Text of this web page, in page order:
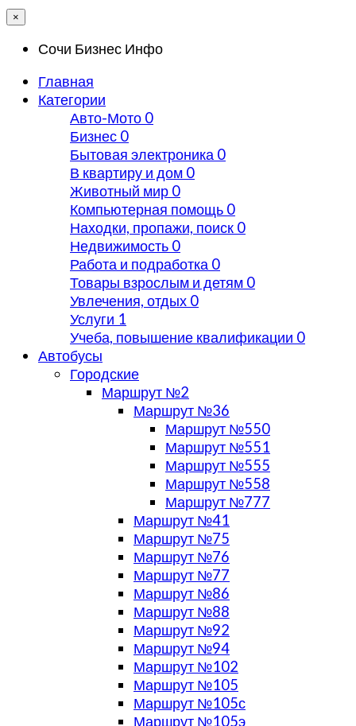
×
Сочи Бизнес Инфо
Главная
Категории
Авто-Мото 0
Бизнес 0
Бытовая электроника 0
В квартиру и дом 0
Животный мир 0
Компьютерная помощь 0
Находки, пропажи, поиск 0
Недвижимость 0
Работа и подработка 0
Товары взрослым и детям 0
Увлечения, отдых 0
Услуги 1
Учеба, повышение квалификации 0
Автобусы
Городские
Маршрут №2
Маршрут №36
Маршрут №550
Маршрут №551
Маршрут №555
Маршрут №558
Маршрут №777
Маршрут №41
Маршрут №75
Маршрут №76
Маршрут №77
Маршрут №86
Маршрут №88
Маршрут №92
Маршрут №94
Маршрут №102
Маршрут №105
Маршрут №105с
Маршрут №105э